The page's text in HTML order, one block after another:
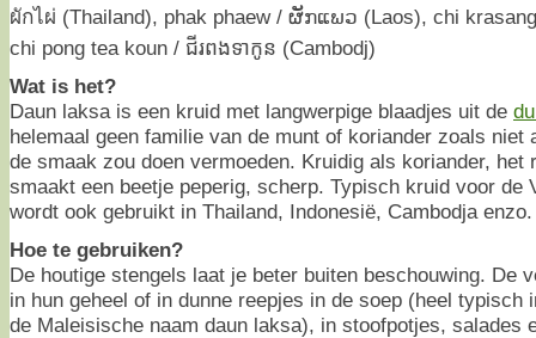
ผักไผ่ (Thailand), phak phaew / ຜັກແພວ (Laos), chi
chi pong tea koun / ជីរពងទាកូន (Cambodj)
Wat is het?
Daun laksa is een kruid met langwerpige blaadjes uit de
helemaal geen familie van de munt of koriander zoals niet
de smaak zou doen vermoeden. Kruidig als koriander, het
smaakt een beetje peperig, scherp. Typisch kruid voor de
wordt ook gebruikt in Thailand, Indonesië, Cambodja enzo.
Hoe te gebruiken?
De houtige stengels laat je beter buiten beschouwing. De
in hun geheel of in dunne reepjes in de soep (heel typisch
de Maleisische naam daun laksa), in stoofpotjes, salades